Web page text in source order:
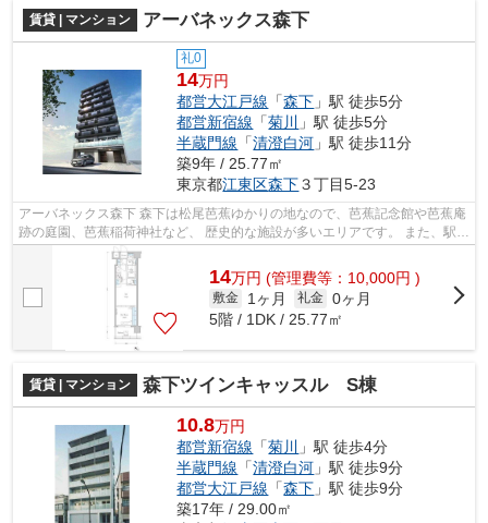
賃貸 | マンション アーバネックス森下
礼0
14万円
都営大江戸線 「森下 」駅 徒歩5分
都営新宿線 「菊川
」駅 徒歩5分
半蔵門線 「清澄白河 」駅 徒歩11分
築9年 / 25.77㎡
東京都江東区森下３丁目5-23
アーバネックス森下 森下は松尾芭蕉ゆかりの地なので、芭蕉記念館や芭蕉庵
跡の庭園、芭蕉稲荷神社など、 歴史的な施設が多いエリアです。 また、駅前
の飲み屋や街中の建物も、江戸時...
14万円 (管理費等：10,000円 )
敷金 1ヶ月 礼金 0ヶ月
5階 / 1DK / 25.77㎡
賃貸 | マンション 森下ツインキャッスル S棟
10.8万円
都営新宿線 「菊川
」駅 徒歩4分
半蔵門線 「清澄白河 」駅 徒歩9分
都営大江戸線 「森下 」駅 徒歩9分
築17年 / 29.00㎡